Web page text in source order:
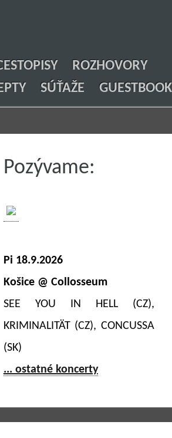
ROZHOVORY
SÚŤAŽE GUESTBOOK
Pozývame:
Pi 18.9.2026
Košice @ Collosseum
SEE YOU IN HELL (CZ),
KRIMINALITÄT (CZ), CONCUSSA
(SK)
... ostatné koncerty